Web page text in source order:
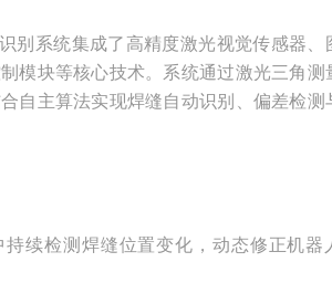
别系统集成了高精度激光视觉传感器、
模块等核心技术。系统通过激光三角测
自主算法实现焊缝自动识别、偏差检测
续检测焊缝位置变化，动态修正机器